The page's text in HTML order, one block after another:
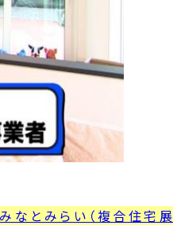
なとみらい（複合住宅展